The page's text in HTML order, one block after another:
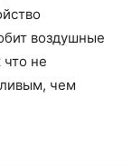
воздушные
не
чем